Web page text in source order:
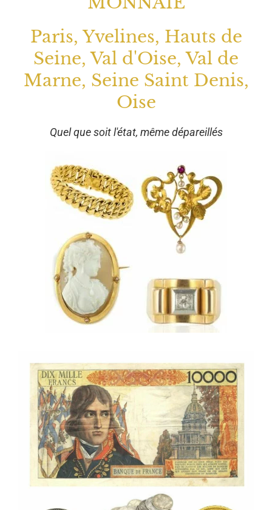
Paris, Yvelines, Hauts de
Seine, Val d'Oise, Val de
Marne, Seine Saint Denis,
Oise
Quel que soit l'état, même dépareillés